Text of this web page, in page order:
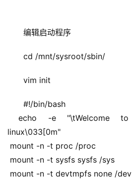
编辑启动程序
cd /mnt/sysroot/sbin/
vim init
#!/bin/bash
echo -e "\tWelcome to \033[34mmy first
linux\033[0m"
mount -n -t proc /proc
mount -n -t sysfs sysfs /sys
mount -n -t devtmpfs none /dev